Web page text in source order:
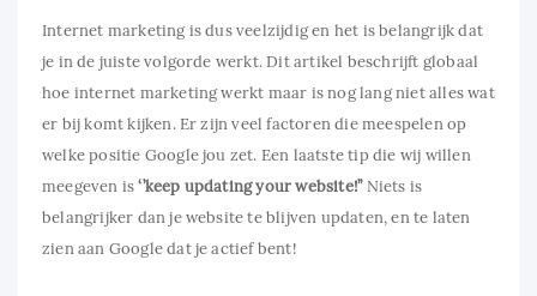
Internet marketing is dus veelzijdig en het is belangrijk dat
je in de juiste volgorde werkt. Dit artikel beschrijft globaal
hoe internet marketing werkt maar is nog lang niet alles wat
er bij komt kijken. Er zijn veel factoren die meespelen op
welke positie Google jou zet. Een laatste tip die wij willen
meegeven is‘’keep updating your website!’’ Niets is
belangrijker dan je website te blijven updaten, en te laten
zien aan Google dat je actief bent!